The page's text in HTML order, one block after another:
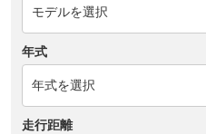
年式
走行距離